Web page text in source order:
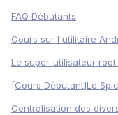
FAQ Débutants
Cours sur l'utilitaire
Le super-utilisateur
[Cours Débutant]Le
Centralisation des